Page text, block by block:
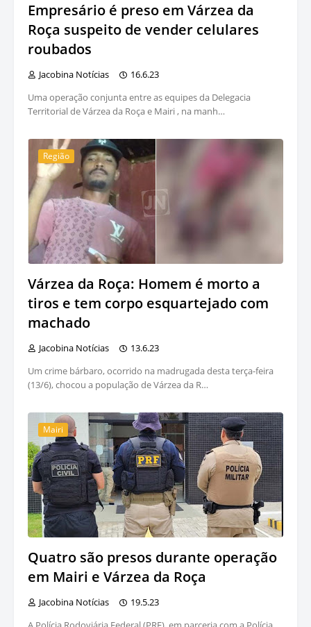
Empresário é preso em Várzea da
Roça suspeito de vender celulares
roubados
Jacobina Notícias
16.6.23
Uma operação conjunta entre as equipes da Delegacia
Territorial de Várzea da Roça e Mairi , na manh…
Região
Várzea da Roça: Homem é morto a
tiros e tem corpo esquartejado com
machado
Jacobina Notícias
13.6.23
Um crime bárbaro, ocorrido na madrugada desta terça-feira
(13/6), chocou a população de Várzea da R…
Mairi
Quatro são presos durante operação
em Mairi e Várzea da Roça
Jacobina Notícias
19.5.23